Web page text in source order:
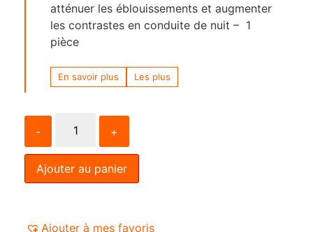
atténuer les éblouissements et augmenter
les contrastes en conduite de nuit – 1
pièce
En savoir plus Les plus
- +
Ajouter au panier
Ajouter à mes favoris